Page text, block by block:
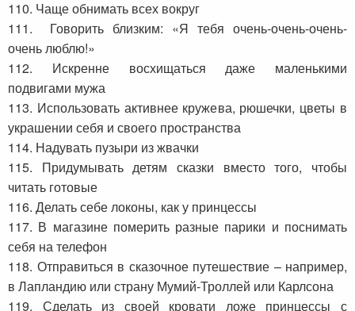
110. Чаще обнимать всех вокруг
111. Говорить близким: «Я тебя очень-очень-очень-
очень люблю!»
112. Искренне восхищаться даже маленькими
подвигами мужа
113. Использовать активнее кружева, рюшечки, цветы в
украшении себя и своего пространства
114. Надувать пузыри из жвачки
115. Придумывать детям сказки вместо того, чтобы
читать готовые
116. Делать себе локоны, как у принцессы
117. В магазине померить разные парики и поснимать
себя на телефон
118. Отправиться в сказочное путешествие – например,
в Лапландию или страну Мумий-Троллей или Карлсона
119. Сделать из своей кровати ложе принцессы с